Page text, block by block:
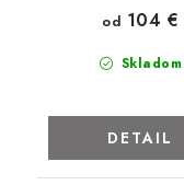
Kontakty Napíšte nám
Skladom
od 104 €
DETAIL